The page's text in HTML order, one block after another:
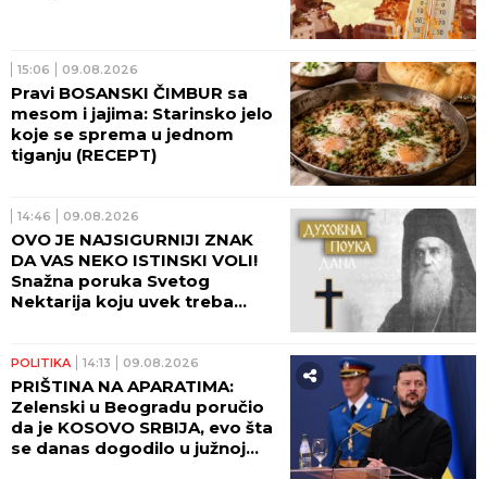
15:06 09.08.2026
Pravi BOSANSKI ČIMBUR sa
mesom i jajima: Starinsko jelo
koje se sprema u jednom
tiganju (RECEPT)
14:46 09.08.2026
OVO JE NAJSIGURNIJI ZNAK
DA VAS NEKO ISTINSKI VOLI!
Snažna poruka Svetog
Nektarija koju uvek treba
POLITIKA 14:13 09.08.2026
PRIŠTINA NA APARATIMA:
Zelenski u Beogradu poručio
da je KOSOVO SRBIJA, evo šta
se danas dogodilo u južnoj